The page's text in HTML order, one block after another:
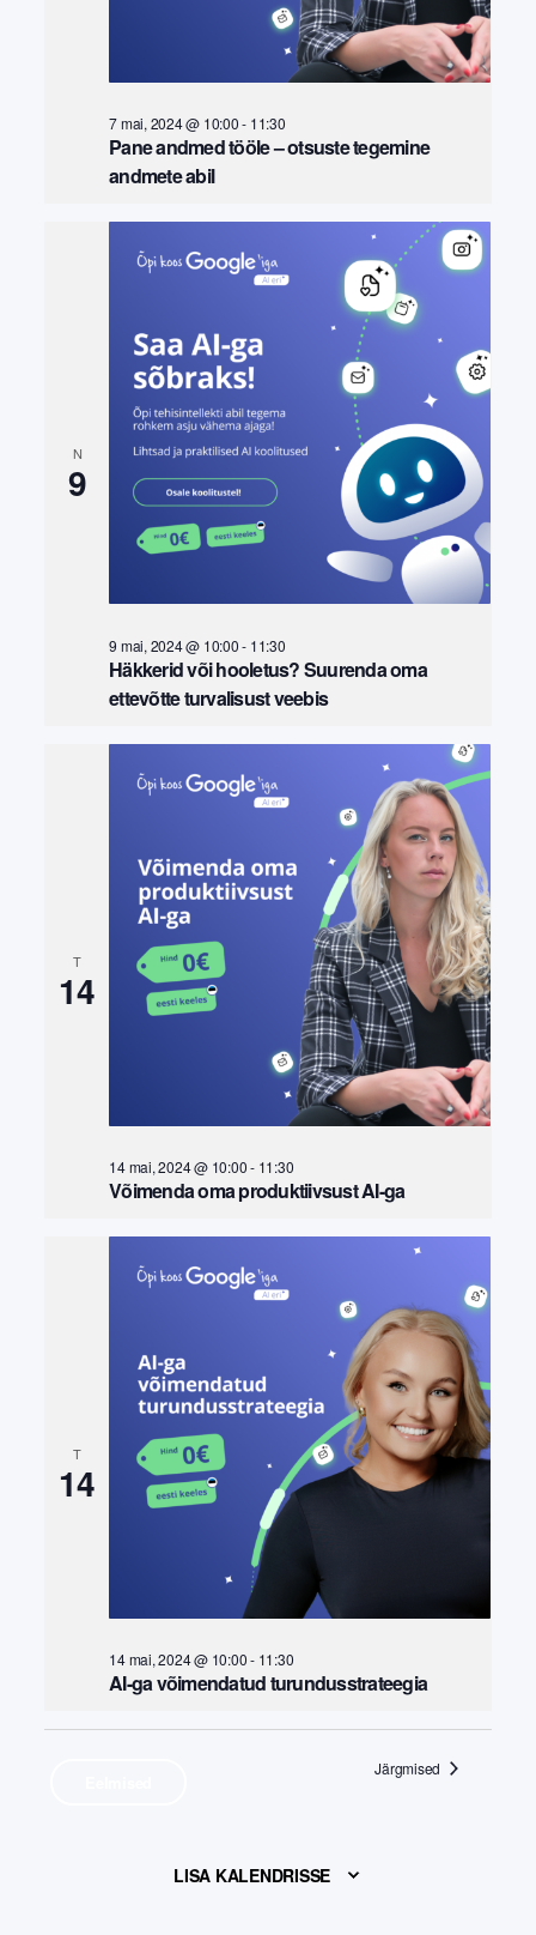
7 mai, 2024 @ 10:00- 11:30
Pane andmed tööle – otsuste tegemine
andmete abil
N
9
9 mai, 2024 @ 10:00- 11:30
Häkkerid või hooletus? Suurenda oma
ettevõtte turvalisust veebis
T
14
14 mai, 2024 @ 10:00- 11:30
Võimenda oma produktiivsust AI-ga
T
14
14 mai, 2024 @ 10:00- 11:30
AI-ga võimendatud turundusstrateegia
Järgmised
LISA KALENDRISSE